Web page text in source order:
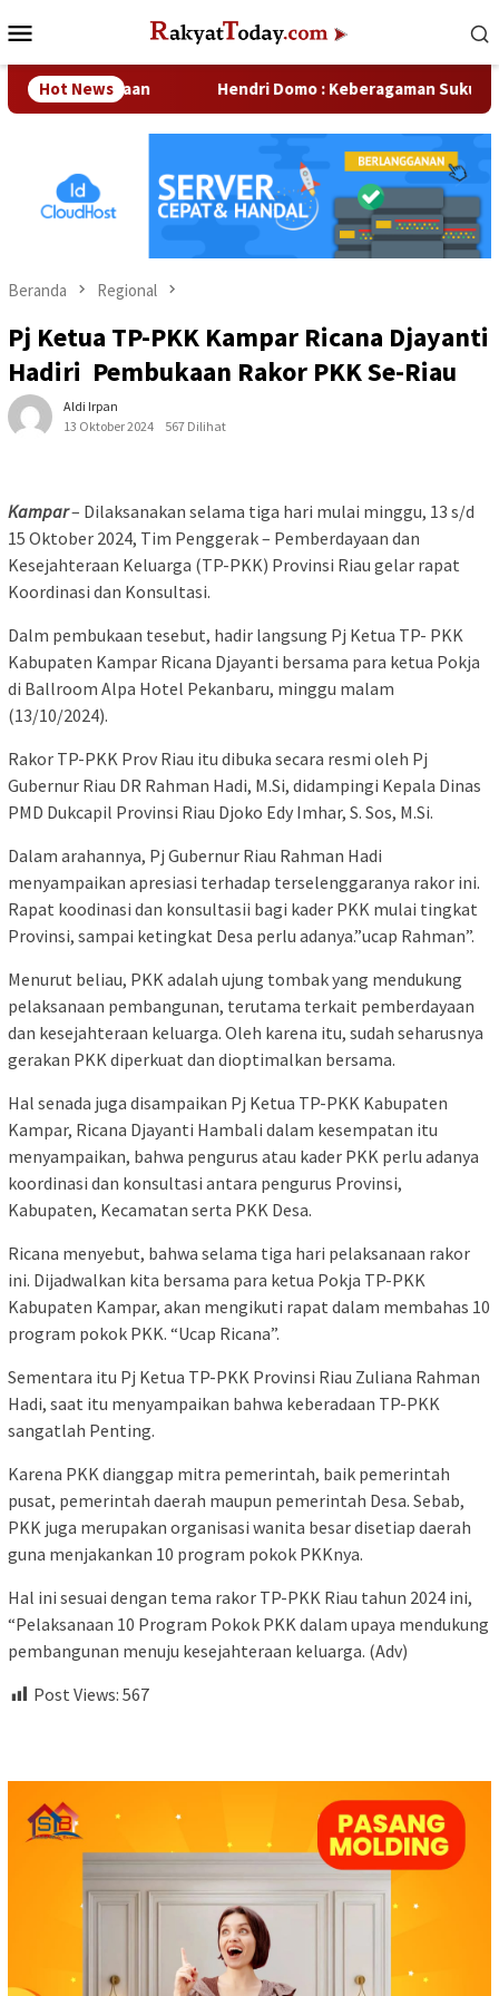
ke
Mobile
Hot News
Perusahaan Hendri Domo : Keberagaman Suku dan
Beranda Regional
Pj Ketua TP-PKK Kampar Ricana Djayanti
Hadiri Pembukaan Rakor PKK Se-Riau
Aldi Irpan
13 Oktober 2024
567 Dilihat
Kampar– Dilaksanakan selama tiga hari mulai minggu, 13 s/d
15 Oktober 2024, Tim Penggerak – Pemberdayaan dan
Kesejahteraan Keluarga (TP-PKK) Provinsi Riau gelar rapat
Koordinasi dan Konsultasi.
Dalm pembukaan tesebut, hadir langsung Pj Ketua TP- PKK
Kabupaten Kampar Ricana Djayanti bersama para ketua Pokja
di Ballroom Alpa Hotel Pekanbaru, minggu malam
(13/10/2024).
Rakor TP-PKK Prov Riau itu dibuka secara resmi oleh Pj
Gubernur Riau DR Rahman Hadi, M.Si, didampingi Kepala Dinas
PMD Dukcapil Provinsi Riau Djoko Edy Imhar, S. Sos, M.Si.
Dalam arahannya, Pj Gubernur Riau Rahman Hadi
menyampaikan apresiasi terhadap terselenggaranya rakor ini.
Rapat koodinasi dan konsultasii bagi kader PKK mulai tingkat
Provinsi, sampai ketingkat Desa perlu adanya.”ucap Rahman”.
Menurut beliau, PKK adalah ujung tombak yang mendukung
pelaksanaan pembangunan, terutama terkait pemberdayaan
dan kesejahteraan keluarga. Oleh karena itu, sudah seharusnya
gerakan PKK diperkuat dan dioptimalkan bersama.
Hal senada juga disampaikan Pj Ketua TP-PKK Kabupaten
Kampar, Ricana Djayanti Hambali dalam kesempatan itu
menyampaikan, bahwa pengurus atau kader PKK perlu adanya
koordinasi dan konsultasi antara pengurus Provinsi,
Kabupaten, Kecamatan serta PKK Desa.
Ricana menyebut, bahwa selama tiga hari pelaksanaan rakor
ini. Dijadwalkan kita bersama para ketua Pokja TP-PKK
Kabupaten Kampar, akan mengikuti rapat dalam membahas 10
program pokok PKK. “Ucap Ricana”.
Sementara itu Pj Ketua TP-PKK Provinsi Riau Zuliana Rahman
Hadi, saat itu menyampaikan bahwa keberadaan TP-PKK
sangatlah Penting.
Karena PKK dianggap mitra pemerintah, baik pemerintah
pusat, pemerintah daerah maupun pemerintah Desa. Sebab,
PKK juga merupakan organisasi wanita besar disetiap daerah
guna menjakankan 10 program pokok PKKnya.
Hal ini sesuai dengan tema rakor TP-PKK Riau tahun 2024 ini,
“Pelaksanaan 10 Program Pokok PKK dalam upaya mendukung
pembangunan menuju kesejahteraan keluarga. (Adv)
Post Views: 567